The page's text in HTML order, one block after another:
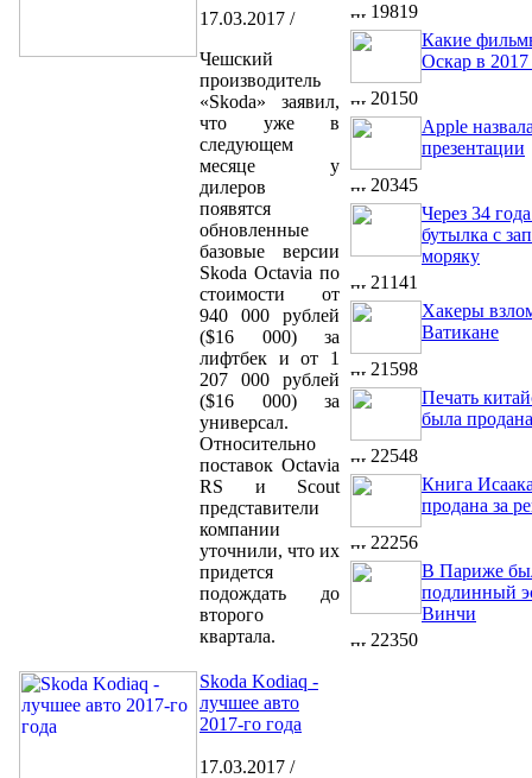
17.03.2017 /
Чешский
производитель
«Skoda» заявил,
что уже в
следующем
месяце у
дилеров
появятся
обновленные
базовые версии
Skoda Octavia по
стоимости от
940 000 рублей
($16 000) за
лифтбек и от 1
207 000 рублей
($16 000) за
универсал.
Относительно
поставок Octavia
RS и Scout
представители
компании
уточнили, что их
придется
подождать до
второго
квартала.
Skoda Kodiaq -
лучшее авто
2017-го года
17.03.2017 /
19819
Какие
Оскар в 2017
20150
Apple
презентации
20345
Через 34
бутылка с
моряку
21141
Хакеры
Ватикане
21598
Печать
была
22548
Книга
продана за
22256
В Париже
подлинный
Винчи
22350